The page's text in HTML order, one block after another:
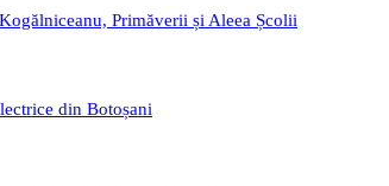
Primăverii și Aleea Școlii
din Botoșani